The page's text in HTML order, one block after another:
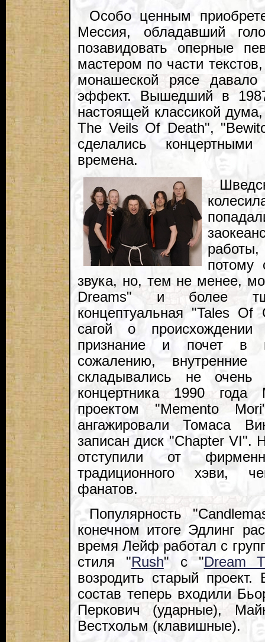
Особо ценным
Мессия, обладавший
позавидовать оперные
мастером по части
монашеской рясе давало
эффект. Вышедший в
настоящей классикой
The Veils Of Death",
сделались
времена.
потому
звука, но, тем не менее,
Dreams" и более
концептуальная "Tales Of
сагой о
признание и почет в
сожалению, внутренние
складывались не
концертника 1990 года
проектом "Memento
ангажировали Томаса
записан диск "Chapter VI".
отступили от
традиционного хэви,
фанатов.
Популярность
конечном итоге Эдлинг
время Лейф работал с
стиля "Rush" с "Dream
возродить старый
состав теперь входили
Перкович (ударные),
Вестхольм (клавишные).